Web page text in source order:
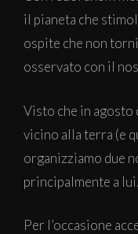
il pianeta che
ospite che non torni
osservato con il
Visto che in agosto
vicino alla terra (e
organizziamo due
principalmente a lui.
Per l’occasione